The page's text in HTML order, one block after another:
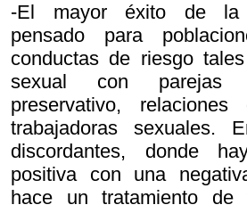
-El mayor éxito de la
pensado para
conductas de riesgo
sexual con parejas
preservativo, relaciones
trabajadoras sexuales.
discordantes, donde
positiva con una
hace un tratamiento de